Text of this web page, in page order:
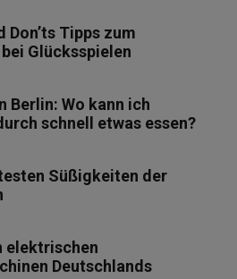
Don’ts Tipps zum
Glücksspielen
Berlin: Wo kann ich
schnell etwas essen?
Süßigkeiten der
elektrischen
Deutschlands